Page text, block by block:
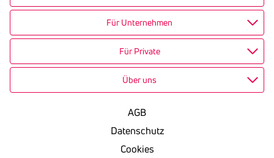
Für Unternehmen
Für Private
Über uns
AGB
Datenschutz
Cookies